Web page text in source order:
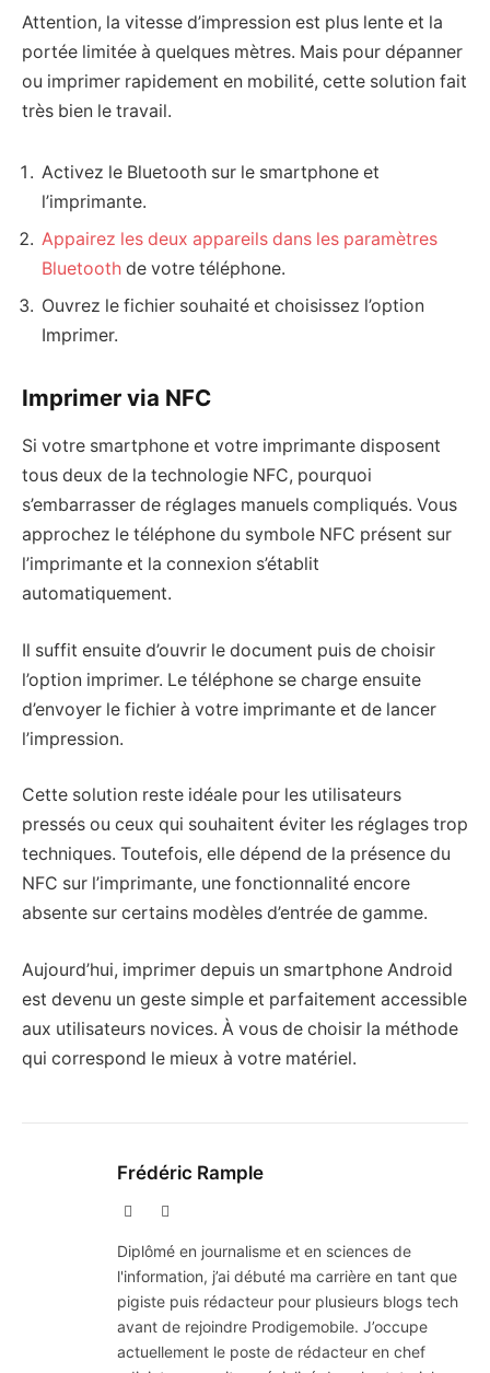
Attention, la vitesse d’impression est plus lente et la
portée limitée à quelques mètres. Mais pour dépanner
ou imprimer rapidement en mobilité, cette solution fait
très bien le travail.
Activez le Bluetooth sur le smartphone et
l’imprimante.
Appairez les deux appareils dans les paramètres
Bluetooth de votre téléphone.
Ouvrez le fichier souhaité et choisissez l’option
Imprimer.
Imprimer via NFC
Si votre smartphone et votre imprimante disposent
tous deux de la technologie NFC, pourquoi
s’embarrasser de réglages manuels compliqués. Vous
approchez le téléphone du symbole NFC présent sur
l’imprimante et la connexion s’établit
automatiquement.
Il suffit ensuite d’ouvrir le document puis de choisir
l’option imprimer. Le téléphone se charge ensuite
d’envoyer le fichier à votre imprimante et de lancer
l’impression.
Cette solution reste idéale pour les utilisateurs
pressés ou ceux qui souhaitent éviter les réglages trop
techniques. Toutefois, elle dépend de la présence du
NFC sur l’imprimante, une fonctionnalité encore
absente sur certains modèles d’entrée de gamme.
Aujourd’hui, imprimer depuis un smartphone Android
est devenu un geste simple et parfaitement accessible
aux utilisateurs novices. À vous de choisir la méthode
qui correspond le mieux à votre matériel.
Frédéric Rample
Diplômé en journalisme et en sciences de
l'information, j’ai débuté ma carrière en tant que
pigiste puis rédacteur pour plusieurs blogs tech
avant de rejoindre Prodigemobile. J’occupe
actuellement le poste de rédacteur en chef